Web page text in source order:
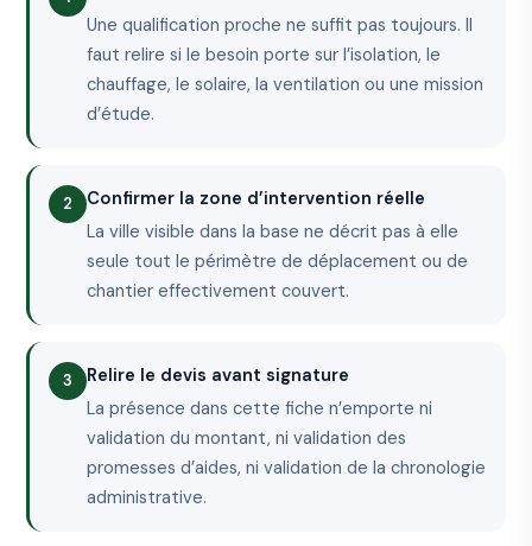
Une qualification proche ne suffit pas toujours. Il
faut relire si le besoin porte sur l’isolation, le
chauffage, le solaire, la ventilation ou une mission
d’étude.
Confirmer la zone d’intervention réelle
La ville visible dans la base ne décrit pas à elle
seule tout le périmètre de déplacement ou de
chantier effectivement couvert.
Relire le devis avant signature
La présence dans cette fiche n’emporte ni
validation du montant, ni validation des
promesses d’aides, ni validation de la chronologie
administrative.